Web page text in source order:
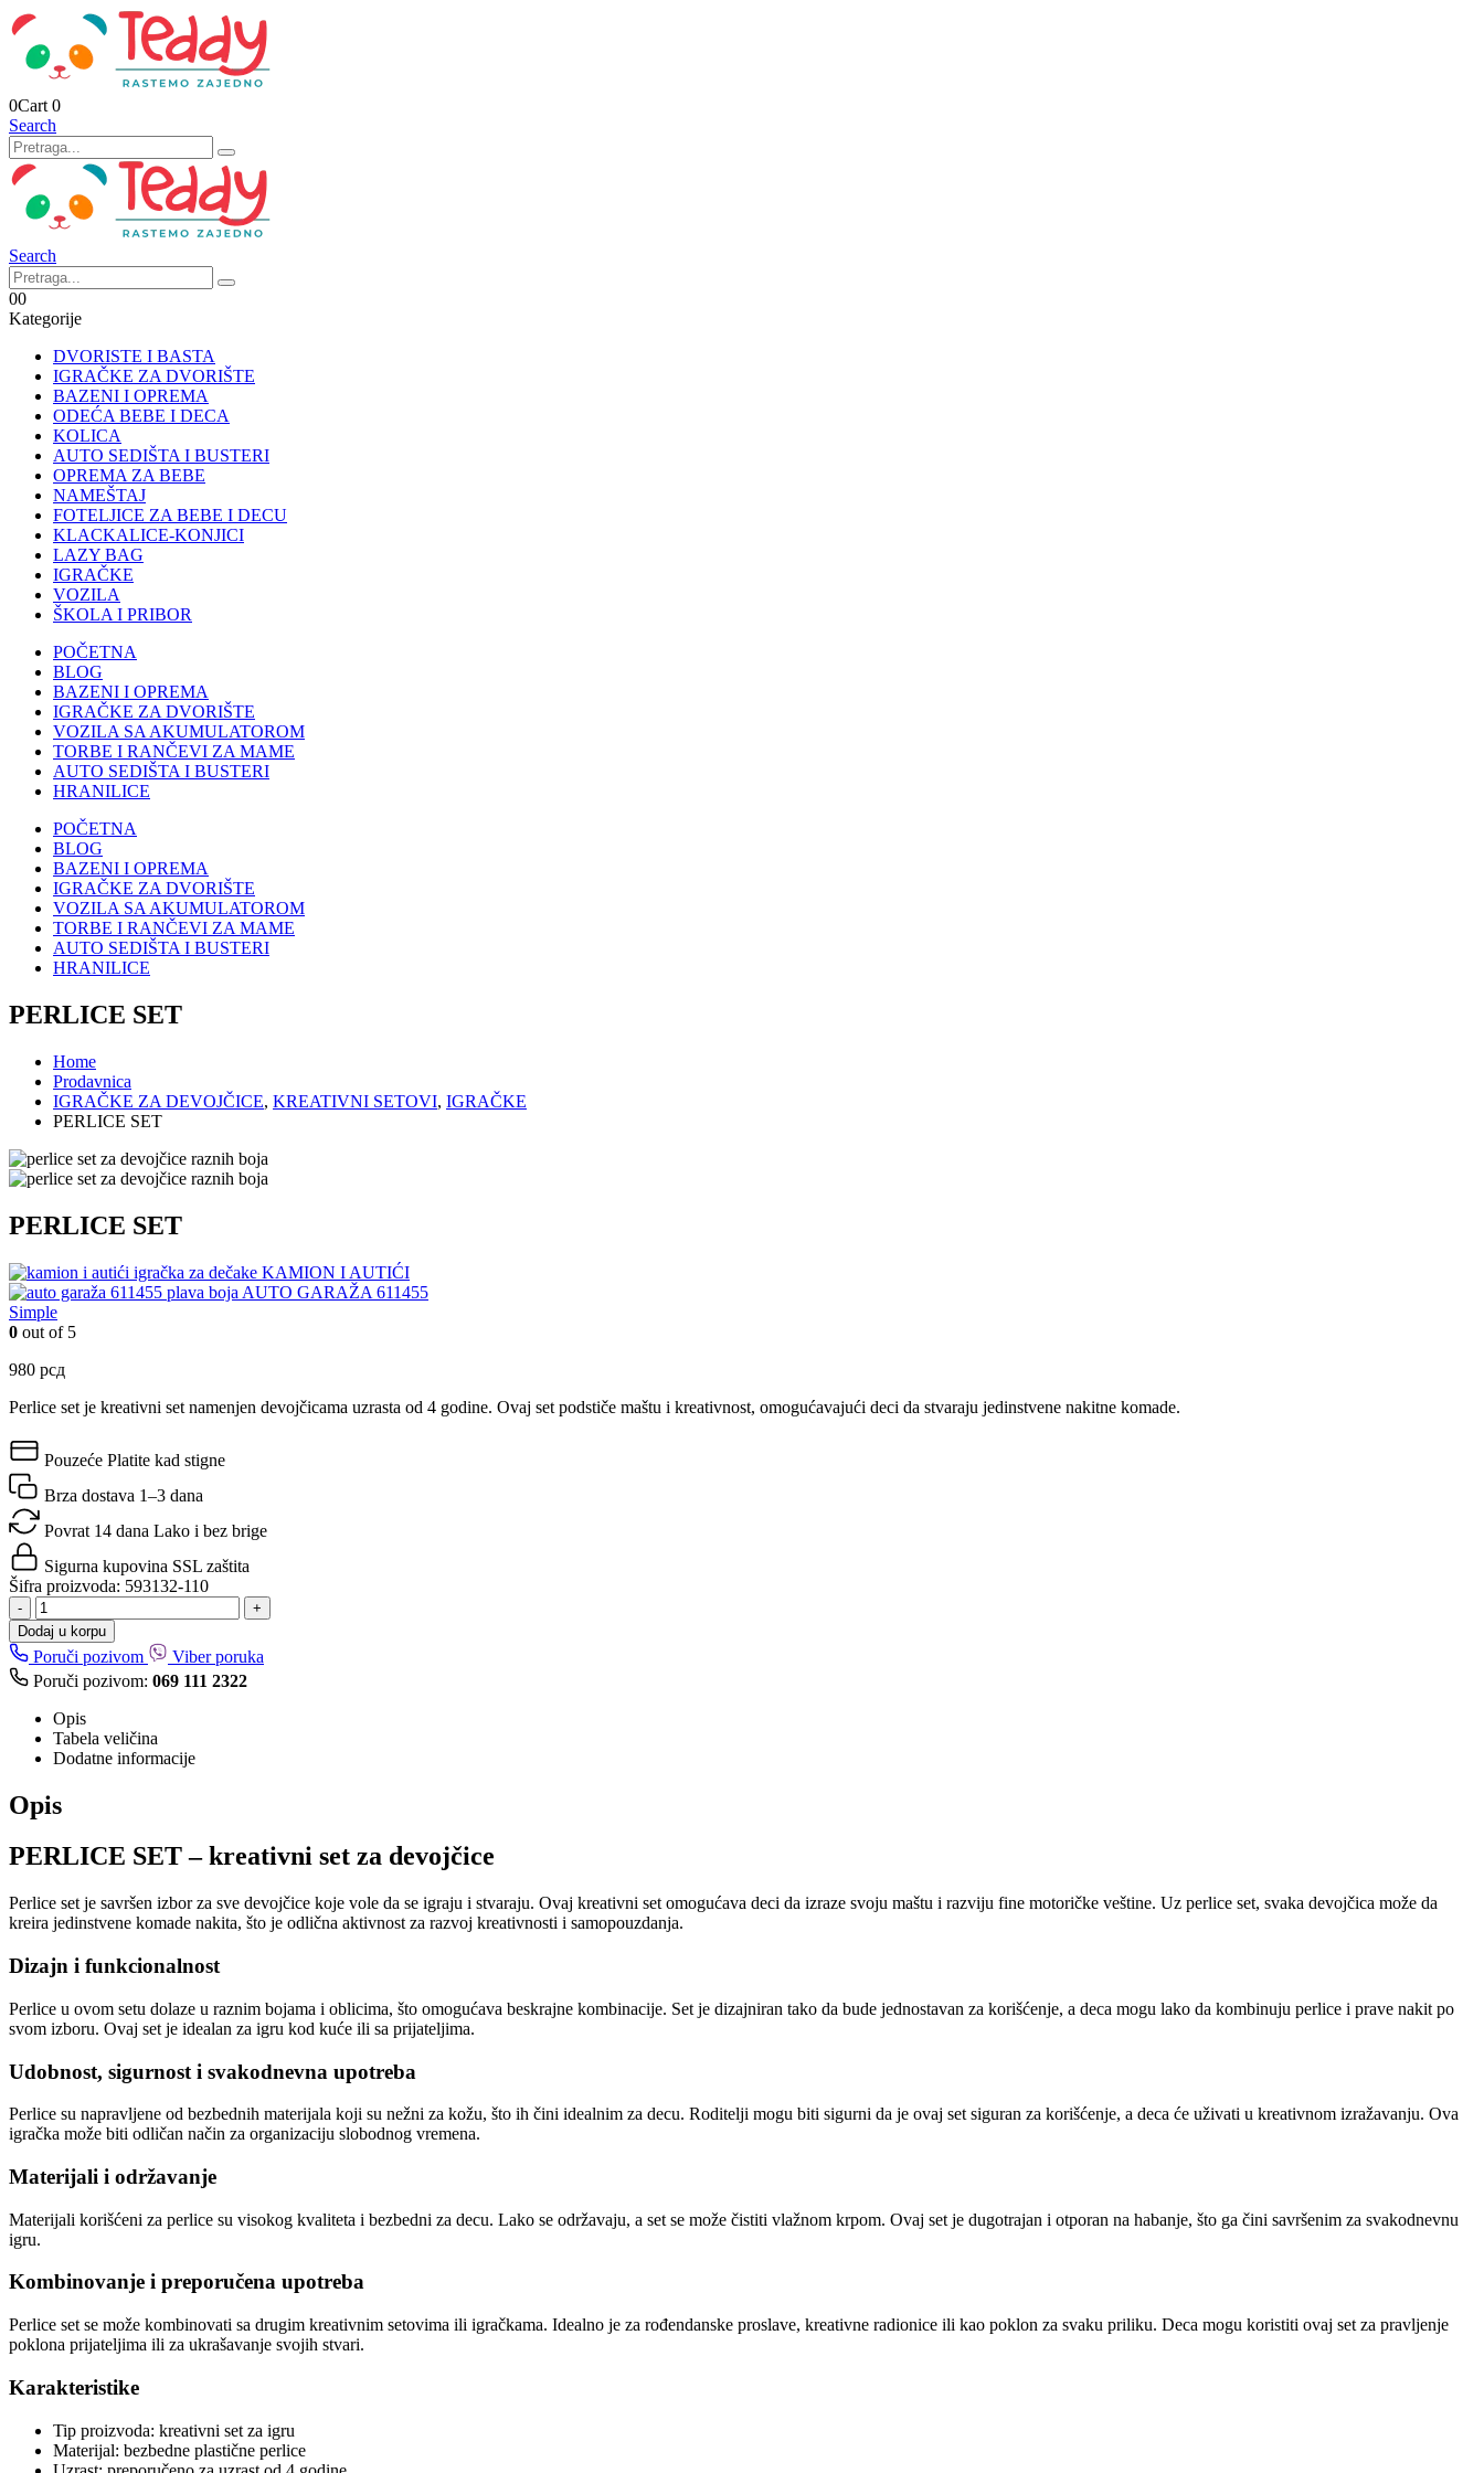
0Cart 0
Search
Search
00
Kategorije
DVORISTE I BASTA
IGRAČKE ZA DVORIŠTE
BAZENI I OPREMA
ODEĆA BEBE I DECA
KOLICA
AUTO SEDIŠTA I BUSTERI
OPREMA ZA BEBE
NAMEŠTAJ
FOTELJICE ZA BEBE I DECU
KLACKALICE-KONJICI
LAZY BAG
IGRAČKE
VOZILA
ŠKOLA I PRIBOR
POČETNA
BLOG
BAZENI I OPREMA
IGRAČKE ZA DVORIŠTE
VOZILA SA AKUMULATOROM
TORBE I RANČEVI ZA MAME
AUTO SEDIŠTA I BUSTERI
HRANILICE
POČETNA
BLOG
BAZENI I OPREMA
IGRAČKE ZA DVORIŠTE
VOZILA SA AKUMULATOROM
TORBE I RANČEVI ZA MAME
AUTO SEDIŠTA I BUSTERI
HRANILICE
PERLICE SET
Home
Prodavnica
IGRAČKE ZA DEVOJČICE, KREATIVNI SETOVI, IGRAČKE
PERLICE SET
PERLICE SET
KAMION I AUTIĆI
AUTO GARAŽA 611455
Simple
0 out of 5
980 рсд
Perlice set je kreativni set namenjen devojčicama uzrasta od 4 godine. Ovaj set podstiče maštu i kreativnost, omogućavajući deci da stvaraju jedinstvene nakitne komade.
Pouzeće Platite kad stigne
Brza dostava 1–3 dana
Povrat 14 dana Lako i bez brige
Sigurna kupovina SSL zaštita
Šifra proizvoda: 593132-110
-
+
Dodaj u korpu
Poruči pozivom
Viber poruka
Poruči pozivom: 069 111 2322
Opis
Tabela veličina
Dodatne informacije
Opis
PERLICE SET – kreativni set za devojčice
Perlice set je savršen izbor za sve devojčice koje vole da se igraju i stvaraju. Ovaj kreativni set omogućava deci da izraze svoju maštu i razviju fine motoričke veštine. Uz perlice set, svaka devojčica može da
kreira jedinstvene komade nakita, što je odlična aktivnost za razvoj kreativnosti i samopouzdanja.
Dizajn i funkcionalnost
Perlice u ovom setu dolaze u raznim bojama i oblicima, što omogućava beskrajne kombinacije. Set je dizajniran tako da bude jednostavan za korišćenje, a deca mogu lako da kombinuju perlice i prave nakit po
svom izboru. Ovaj set je idealan za igru kod kuće ili sa prijateljima.
Udobnost, sigurnost i svakodnevna upotreba
Perlice su napravljene od bezbednih materijala koji su nežni za kožu, što ih čini idealnim za decu. Roditelji mogu biti sigurni da je ovaj set siguran za korišćenje, a deca će uživati u kreativnom izražavanju. Ova
igračka može biti odličan način za organizaciju slobodnog vremena.
Materijali i održavanje
Materijali korišćeni za perlice su visokog kvaliteta i bezbedni za decu. Lako se održavaju, a set se može čistiti vlažnom krpom. Ovaj set je dugotrajan i otporan na habanje, što ga čini savršenim za svakodnevnu
igru.
Kombinovanje i preporučena upotreba
Perlice set se može kombinovati sa drugim kreativnim setovima ili igračkama. Idealno je za rođendanske proslave, kreativne radionice ili kao poklon za svaku priliku. Deca mogu koristiti ovaj set za pravljenje
poklona prijateljima ili za ukrašavanje svojih stvari.
Karakteristike
Tip proizvoda: kreativni set za igru
Materijal: bezbedne plastične perlice